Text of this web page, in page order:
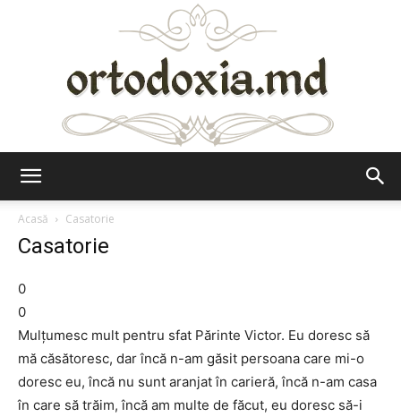
Acasă
Casatorie
Casatorie
0
0
Mulţumesc mult pentru sfat Părinte Victor. Eu doresc să
mă căsătoresc, dar încă n-am găsit persoana care mi-o
doresc eu, încă nu sunt aranjat în carieră, încă n-am casa
în care să trăim, încă am multe de făcut, eu doresc să-i